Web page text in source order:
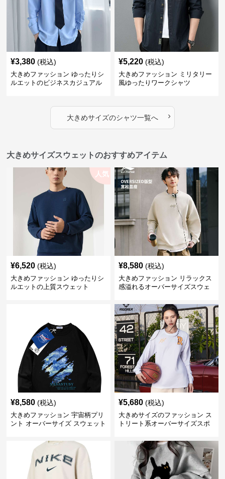
¥3,380 (税込)
大きめファッション ゆったりシ
ルエットのビジネスカジュアル
¥5,220 (税込)
大きめファッション ミリタリー
風ゆったりワークシャツ
大きめサイズのシャツ一覧へ ›
大きめサイズスウェットのおすすめアイテム
人気
¥6,520 (税込)
大きめファッション ゆったりシ
ルエットの上質スウェット
¥8,580 (税込)
大きめファッション リラックス
感溢れるオーバーサイズスウェ
¥8,580 (税込)
大きめファッション 宇宙柄プリ
ント オーバーサイズ スウェット
¥5,680 (税込)
大きめサイズのファッション ス
トリート系オーバーサイズスポ